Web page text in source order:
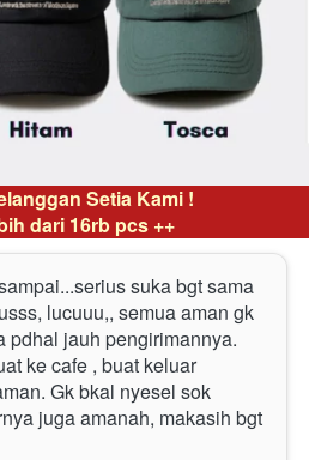
Setia Kami !
dari 16rb pcs ++
suka bgt sama
lucuuu,, semua aman gk
pdhal jauh pengirimannya.
ke cafe , buat keluar
Gk bkal nyesel sok
juga amanah, makasih bgt